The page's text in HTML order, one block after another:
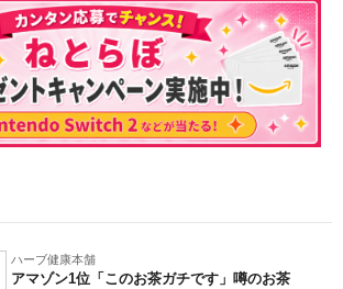
ハーブ健康本舗
アマゾン1位「このお茶ガチです」噂のお茶